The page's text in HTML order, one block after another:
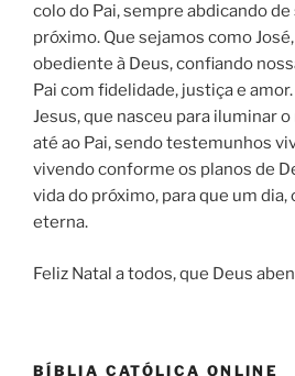
colo do Pai, sempre abdicando
próximo. Que sejamos como
obediente à Deus, confiando
Pai com fidelidade, justiça e
Jesus, que nasceu para iluminar
até ao Pai, sendo testemunhos
vivendo conforme os planos de
vida do próximo, para que um dia,
eterna.
Feliz Natal a todos, que Deus
BÍBLIA CATÓLICA ONLINE